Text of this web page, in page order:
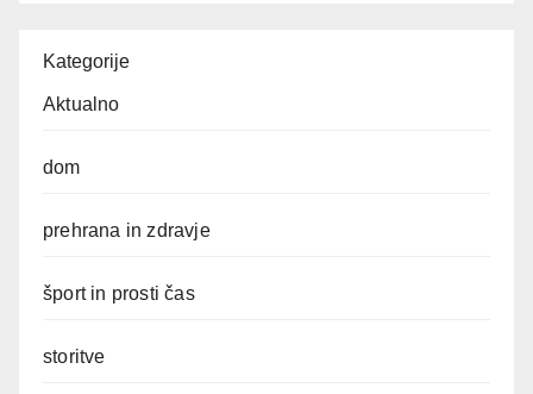
Kategorije
Aktualno
dom
prehrana in zdravje
šport in prosti čas
storitve